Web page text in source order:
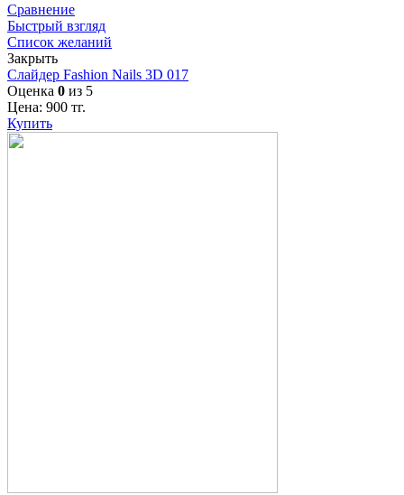
Сравнение
Быстрый взгляд
Список желаний
Закрыть
Слайдер Fashion Nails 3D 017
Оценка 0 из 5
Цена: 900 тг.
Купить